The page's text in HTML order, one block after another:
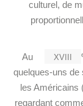
culturel, de
Au xviii
quelques-uns de
les Américains
regardant